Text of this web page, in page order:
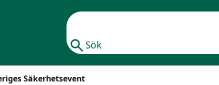
Sök
Säkerhetsevent